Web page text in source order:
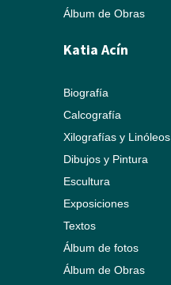
Álbum de Obras
Katia Acín
Biografía
Calcografía
Xilografías y Linóleos
Dibujos y Pintura
Escultura
Exposiciones
Textos
Álbum de fotos
Álbum de Obras